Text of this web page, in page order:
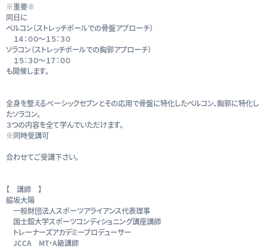
※重要※
同日に
ペルコン（ストレッチポールでの骨盤アプローチ）
１４：００〜１５：３０
ソラコン（ストレッチポールでの胸郭アプローチ）
１５：３０〜１７：００
も開催します。
全身を整えるベーシックセブンとその応用で骨盤に特化したペルコン、胸郭に特化し
たソラコン。
３つの内容を全て学んでいただけます。
※同時受講可
合わせてご受講下さい。
【 講師 】
脇坂大陽
一般財団法人スポーツアライアンス代表理事
国士舘大学スポーツコンディショニング講座講師
トレーナーズアカデミープロデューサー
JCCA MT・A級講師